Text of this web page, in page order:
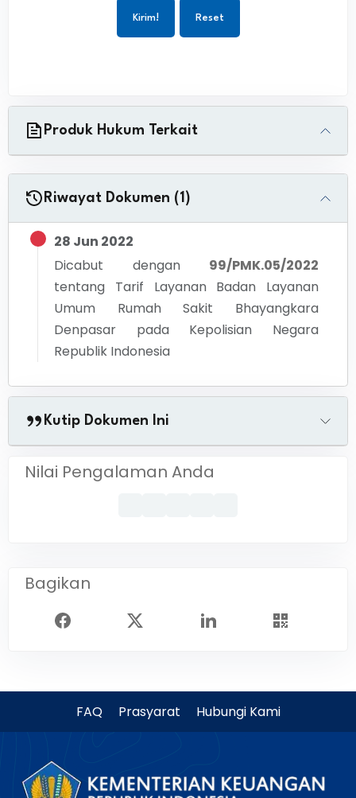
Kirim! Reset
Produk Hukum Terkait
Riwayat Dokumen (1)
28 Jun 2022
Dicabut dengan
99/PMK.05/2022
tentang Tarif Layanan Badan Layanan
Umum Rumah Sakit Bhayangkara
Denpasar pada Kepolisian Negara
Republik Indonesia
Kutip Dokumen Ini
Nilai Pengalaman Anda
Bagikan
FAQ Prasyarat Hubungi Kami